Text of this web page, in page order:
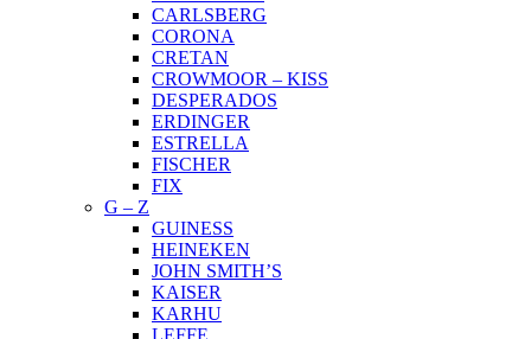
CARLSBERG
CORONA
CRETAN
CROWMOOR – KISS
DESPERADOS
ERDINGER
ESTRELLA
FISCHER
FIX
G – Z
GUINESS
HEINEKEN
JOHN SMITH’S
KAISER
KARHU
LEFFE